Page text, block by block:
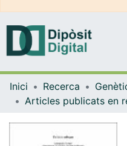
Inici Recerca